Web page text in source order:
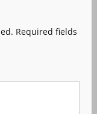
Required fields